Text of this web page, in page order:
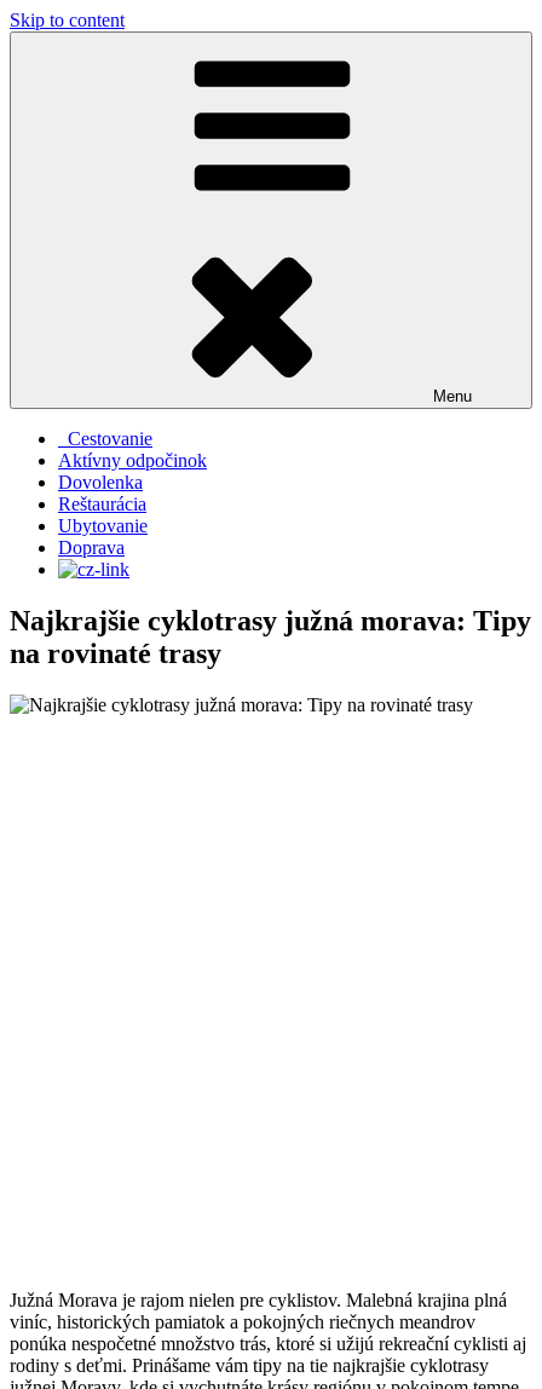
Skip to content
Menu
Cestovanie
Aktívny odpočinok
Dovolenka
Reštaurácia
Ubytovanie
Doprava
Najkrajšie cyklotrasy južná morava: Tipy
na rovinaté trasy
Južná Morava je rajom nielen pre cyklistov. Malebná krajina plná
viníc, historických pamiatok a pokojných riečnych meandrov
ponúka nespočetné množstvo trás, ktoré si užijú rekreační cyklisti aj
rodiny s deťmi. Prinášame vám tipy na tie najkrajšie cyklotrasy